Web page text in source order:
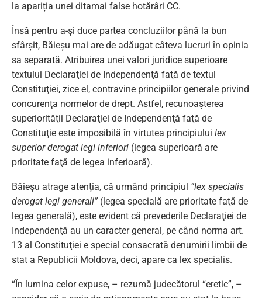
la apariția unei ditamai false hotărâri CC.
Însă pentru a-și duce partea concluziilor până la bun
sfârșit, Băieșu mai are de adăugat câteva lucruri în opinia
sa separată. Atribuirea unei valori juridice superioare
textului Declaraţiei de Independenţă faţă de textul
Constituţiei, zice el, contravine principiilor generale privind
concurenţa normelor de drept. Astfel, recunoaşterea
superiorităţii Declaraţiei de Independenţă faţă de
Constituţie este imposibilă în virtutea principiului lex
superior derogat legi inferiori (legea superioară are
prioritate faţă de legea inferioară).
Băieșu atrage atenția, că urmând principiul “lex specialis
derogat legi generali” (legea specială are prioritate faţă de
legea generală), este evident că prevederile Declaraţiei de
Independenţă au un caracter general, pe când norma art.
13 al Constituţiei e special consacrată denumirii limbii de
stat a Republicii Moldova, deci, apare ca lex specialis.
“În lumina celor expuse, – rezumă judecătorul “eretic”, –